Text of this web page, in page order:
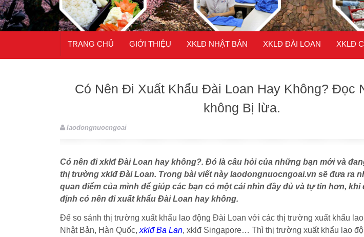
TRANG CHỦ GIỚI THIỆU XKLĐ NHẬT BẢN XKLĐ ĐÀI LOAN XKLĐ
Có Nên Đi Xuất Khẩu Đài Loan Hay Không? Đọc
không Bị lừa.
laodongnuocngoai
Có nên đi xklđ Đài Loan hay không?. Đó là câu hỏi của những bạn mới và
thị trường xklđ Đài Loan. Trong bài viết này laodongnuocngoai.vn sẽ đưa ra
quan điểm của mình để giúp các bạn có một cái nhìn đầy đủ và tự tin hơn, khi
định có nên đi xuất khẩu Đài Loan hay không.
Để so sánh thị trường xuất khẩu lao động Đài Loan với các thị trường xuất khẩu
Nhật Bản, Hàn Quốc, xklđ Ba Lan, xklđ Singapore… Thì thị trường xuất khẩu lao